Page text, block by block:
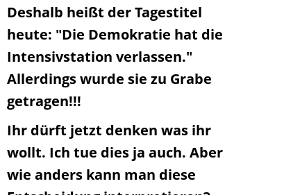
Deshalb heißt der Tagestitel
heute: "Die Demokratie hat die
Intensivstation verlassen."
Allerdings wurde sie zu Grabe
getragen!!!
Ihr dürft jetzt denken was ihr
wollt. Ich tue dies ja auch. Aber
wie anders kann man diese